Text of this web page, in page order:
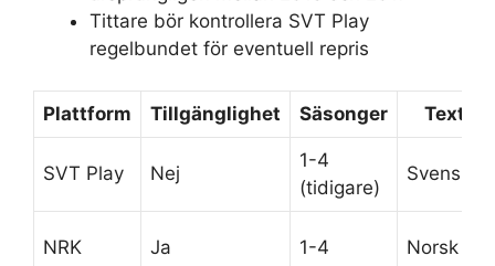
Tittare bör kontrollera SVT Play
regelbundet för eventuell repris
Plattform Tillgänglighet Säsonger
SVT Play Nej
1-4
(tidigare)
Svensk
NRK Ja 1-4 Norsk